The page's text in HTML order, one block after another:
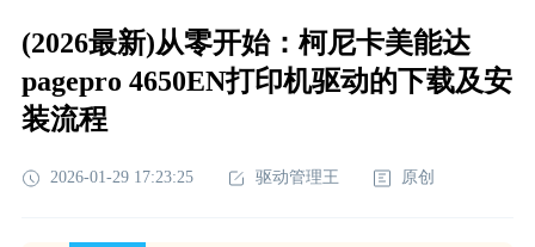
(2026最新)从零开始：柯尼卡美能达
pagepro 4650EN打印机驱动的下载及安
装流程
2026-01-29 17:23:25 驱动管理王 原创